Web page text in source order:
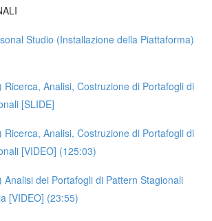
Studio (Installazione della Piattaforma)
Ricerca, Analisi, Costruzione di Portafogli di
[SLIDE]
Ricerca, Analisi, Costruzione di Portafogli di
[VIDEO] (125:03)
Analisi dei Portafogli di Pattern Stagionali
[VIDEO] (23:55)